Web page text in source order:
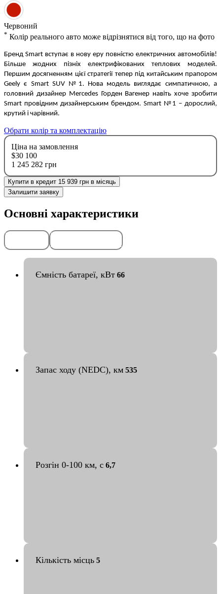
Червоний
* Колiр реального авто може вiдрiзнятися вiд того, що на фото
Бренд Smart вступає в нову еру повністю електричних автомобілів!
Більше жодних пізніх електрифікованих теплових моделей.
Першим досягненням цієї стратегії тепер під китайським прапором
Geely є Smart SUV №1. Нова модель виглядає симпатичною, а
головний дизайнер Mercedes Горден Вагенер навіть хоче зробити
Smart провідним дизайнерським брендом. Smart №1 – дорослий,
крутий і чарівний.
Обрати колір та комплектацію
Ціна на замовлення
$30 100
1 245 282 грн
Купити в кредит 15 939 грн в місяць
Залишити заявку
Основні характеристики
Передоплата
50%
Гарантія
2
тис. км
Ємність батареї, кВт 66
Запас ходу (NEDC), км 535
Розгін 0-100 км, с 6,7
Кількість місць 5